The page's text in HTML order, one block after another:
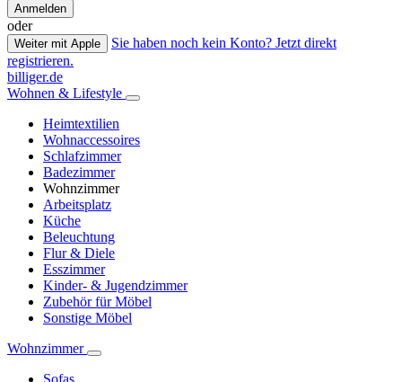
Anmelden
oder
Weiter mit Apple
Sie haben noch kein Konto? Jetzt direkt
registrieren.
billiger.de
Wohnen & Lifestyle
Heimtextilien
Wohnaccessoires
Schlafzimmer
Badezimmer
Wohnzimmer
Arbeitsplatz
Küche
Beleuchtung
Flur & Diele
Esszimmer
Kinder- & Jugendzimmer
Zubehör für Möbel
Sonstige Möbel
Wohnzimmer